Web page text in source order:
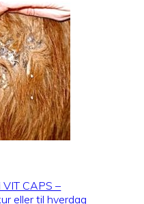
CAPS –
eller til hverdag